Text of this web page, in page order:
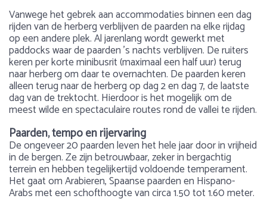
Vanwege het gebrek aan accommodaties binnen een dag
rijden van de herberg verblijven de paarden na elke rijdag
op een andere plek. Al jarenlang wordt gewerkt met
paddocks waar de paarden ’s nachts verblijven. De ruiters
keren per korte minibusrit (maximaal een half uur) terug
naar herberg om daar te overnachten. De paarden keren
alleen terug naar de herberg op dag 2 en dag 7, de laatste
dag van de trektocht. Hierdoor is het mogelijk om de
meest wilde en spectaculaire routes rond de vallei te rijden.
Paarden, tempo en rijervaring
De ongeveer 20 paarden leven het hele jaar door in vrijheid
in de bergen. Ze zijn betrouwbaar, zeker in bergachtig
terrein en hebben tegelijkertijd voldoende temperament.
Het gaat om Arabieren, Spaanse paarden en Hispano-
Arabs met een schofthoogte van circa 1.50 tot 1.60 meter.